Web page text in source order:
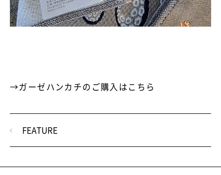
→ガーゼハンカチのご購入はこちら
FEATURE